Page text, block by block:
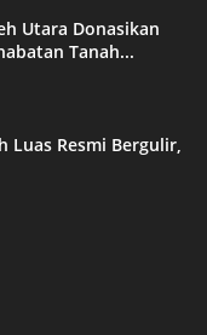
Utara Donasikan
Tanah...
Luas Resmi Bergulir,